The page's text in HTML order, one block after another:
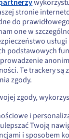
60, 30, 15, 7 i 3
stronie
do
one w
podstawowych
Te trackery są
zgody.
zgody,
i
Twoją
i sposobem